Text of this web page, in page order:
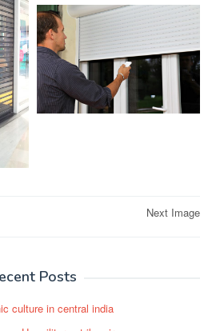
Next Image
Posts
culture in central india